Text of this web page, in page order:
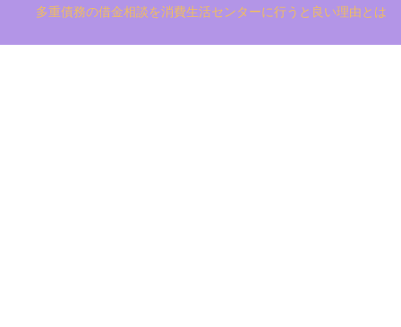
多重債務の借金相談を消費生活センターに行うと良い理由とは